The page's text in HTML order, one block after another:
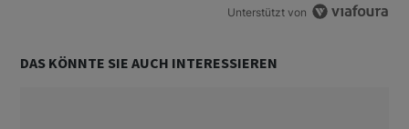
Unterstützt von
DAS KÖNNTE SIE AUCH INTERESSIEREN